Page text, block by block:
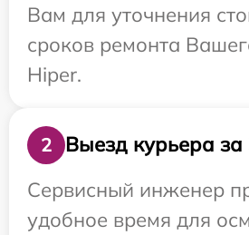
Вам для уточнения
сроков ремонта
Hiper.
2
Выезд курьера за
Сервисный инженер
удобное время для